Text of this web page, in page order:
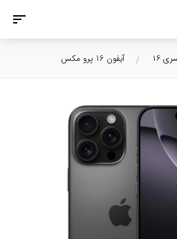
۱۶ آیفون 16 پرو مکس